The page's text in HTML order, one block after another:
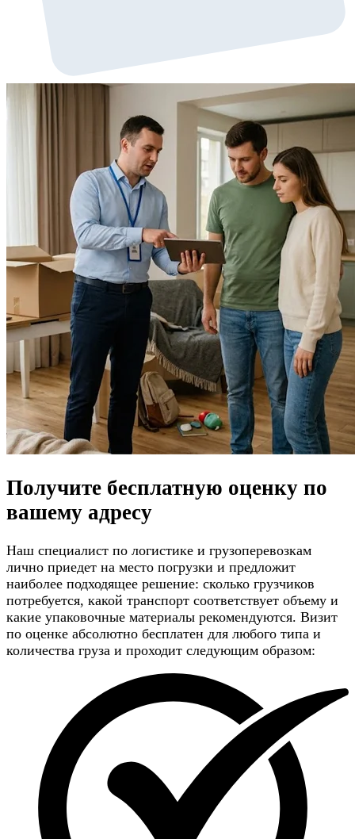
Получите бесплатную оценку по
вашему адресу
Наш специалист по логистике и грузоперевозкам
лично приедет на место погрузки и предложит
наиболее подходящее решение: сколько грузчиков
потребуется, какой транспорт соответствует объему и
какие упаковочные материалы рекомендуются. Визит
по оценке абсолютно бесплатен для любого типа и
количества груза и проходит следующим образом: